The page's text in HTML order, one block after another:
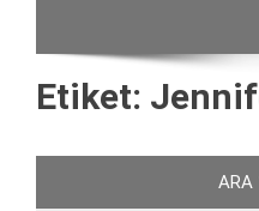
Etiket:
ARA